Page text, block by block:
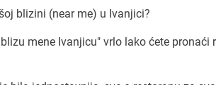
blizini (near me) u Ivanjici?
mene Ivanjicu" vrlo lako ćete pronaći